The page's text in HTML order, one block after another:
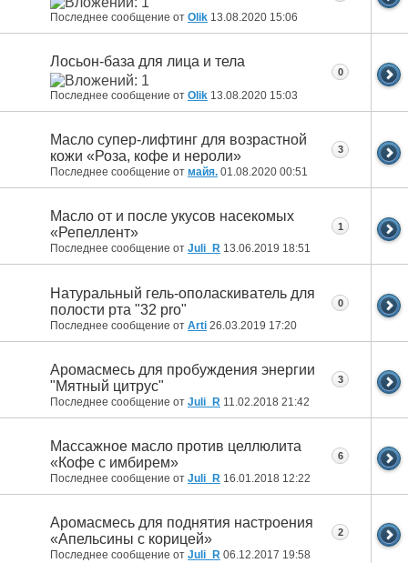
Последнее сообщение от Olik 13.08.2020 15:06
Лосьон-база для лица и тела
Последнее сообщение от Olik 13.08.2020 15:03
0
Масло супер-лифтинг для возрастной
кожи «Роза, кофе и нероли»
Последнее сообщение от майя. 01.08.2020 00:51
3
Масло от и после укусов насекомых
«Репеллент»
Последнее сообщение от Juli_R 13.06.2019 18:51
1
Натуральный гель-ополаскиватель для
полости рта "32 pro"
Последнее сообщение от Arti 26.03.2019 17:20
0
Аромасмесь для пробуждения энергии
"Мятный цитрус"
Последнее сообщение от Juli_R 11.02.2018 21:42
3
Массажное масло против целлюлита
«Кофе с имбирем»
Последнее сообщение от Juli_R 16.01.2018 12:22
6
Аромасмесь для поднятия настроения
«Апельсины с корицей»
Последнее сообщение от Juli_R 06.12.2017 19:58
2